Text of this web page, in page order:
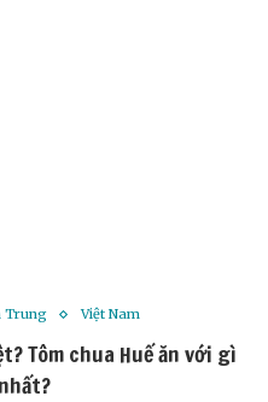
Trung Việt Nam
Tôm chua Huế ăn với gì